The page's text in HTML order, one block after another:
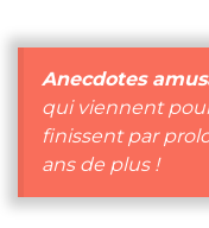
Anecdotes
qui viennent
finissent par
ans de plus !